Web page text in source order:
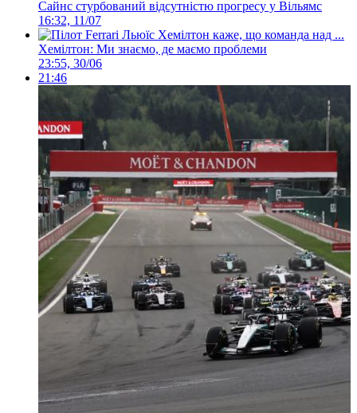
Сайнс стурбований відсутністю прогресу у Вільямс
16:32, 11/07
Хемілтон: Ми знаємо, де маємо проблеми
23:55, 30/06
21:46